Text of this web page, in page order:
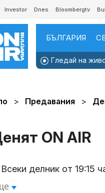
Investor Dnes Bloombergtv
БЪЛГАРИЯ
Гледай на
Предавания
ON AIR
Всеки делник от 19:15